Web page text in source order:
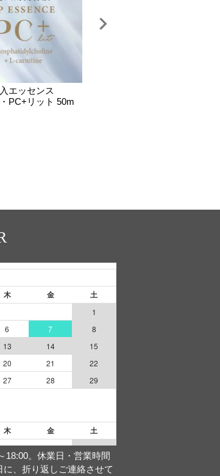
エッセンス
PC+リット 50m
18:00。休業日・営業時間
、折り返しご連絡させて